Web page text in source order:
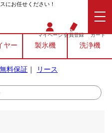
にお任せください！
マイページ会員登録 カート
ヤー 製氷機 洗浄機
料保証 ｜ リース